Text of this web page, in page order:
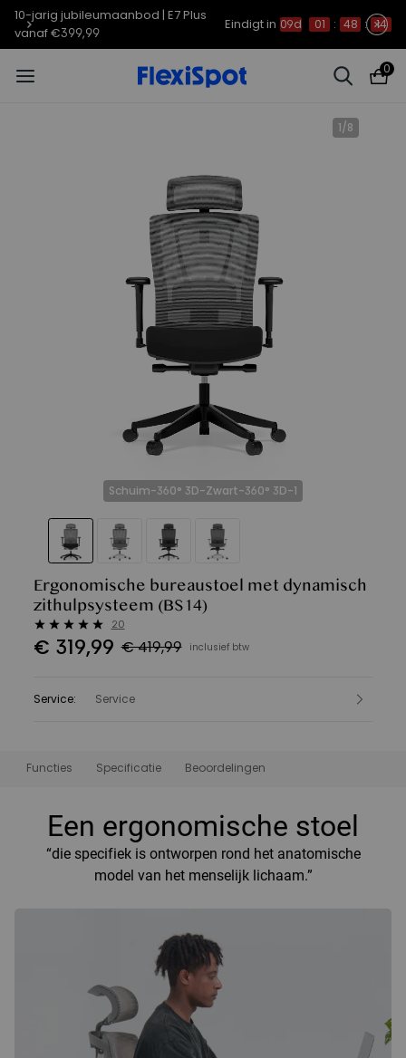
10-jarig jubileum: Early Bird – tot €250 korting op
E7/C7/Lotus/PortaGo | 1–17 aug.
0
1/8
Schuim-360° 3D-Zwart-360° 3D-1
Ergonomische bureaustoel met dynamisch
zithulpsysteem (BS14)
20
€ 319,99 € 419,99 inclusief btw
Service: Service
Functies Specificatie Beoordelingen
Een ergonomische stoel
“die specifiek is ontworpen rond het anatomische
model van het menselijk lichaam.”